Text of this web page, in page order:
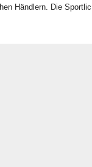
Händlern. Die